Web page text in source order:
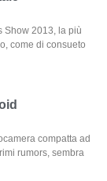
Show 2013, la più
come di consueto
compatta ad
rumors, sembra